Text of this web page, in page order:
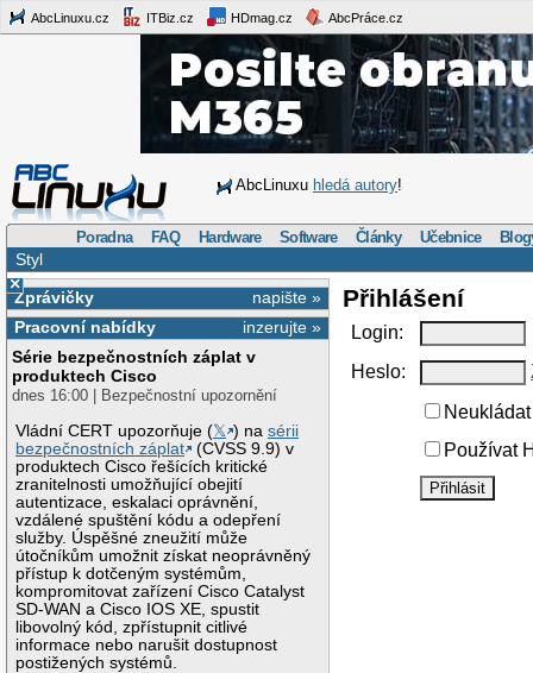
AbcLinuxu.cz ITBiz.cz HDmag.cz AbcPráce.cz
AbcLinuxu hledá autory!
Poradna FAQ Hardware Software Články Učebnice
Styl
×
napište »
Zprávičky
inzerujte »
Pracovní nabídky
Série bezpečnostních záplat v
produktech Cisco
dnes 16:00 | Bezpečnostní upozornění
Vládní CERT upozorňuje (𝕏 ) nasérii
bezpečnostních záplat
(CVSS 9.9) v
produktech Cisco řešících kritické
zranitelnosti umožňující obejití
autentizace, eskalaci oprávnění,
vzdálené spuštění kódu a odepření
služby. Úspěšné zneužití může
útočníkům umožnit získat neoprávněný
přístup k dotčeným systémům,
kompromitovat zařízení Cisco Catalyst
SD-WAN a Cisco IOS XE, spustit
libovolný kód, zpřístupnit citlivé
informace nebo narušit dostupnost
postižených systémů.
Přihlášení
Login:
Heslo:
Používat